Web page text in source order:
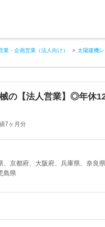
業・企画営業（法人向け） 太陽建機
の【法人営業】◎年休
7ヶ月分
京都府、大阪府、兵庫県、奈良
島県